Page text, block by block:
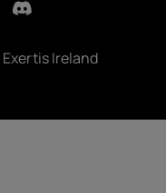
Exertis Ireland